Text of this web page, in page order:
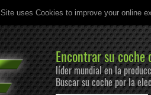
uses Cookies to improve your online
Encontrar su coche
líder mundial en la
Buscar su coche por la